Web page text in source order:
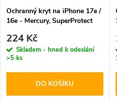
Ochranný kryt na iPhone 17e /
16e - Mercury, SuperProtect
224 Kč
Skladem - hned k odeslání
>5 ks
DO KOŠÍKU